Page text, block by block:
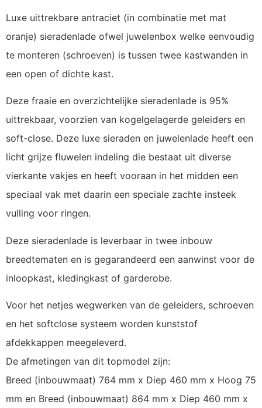
Luxe uittrekbare antraciet (in combinatie met mat
oranje) sieradenlade ofwel juwelenbox welke eenvoudig
te monteren (schroeven) is tussen twee kastwanden in
een open of dichte kast.
Deze fraaie en overzichtelijke sieradenlade is 95%
uittrekbaar, voorzien van kogelgelagerde geleiders en
soft-close. Deze luxe sieraden en juwelenlade heeft een
licht grijze fluwelen indeling die bestaat uit diverse
vierkante vakjes en heeft vooraan in het midden een
speciaal vak met daarin een speciale zachte insteek
vulling voor ringen.
Deze sieradenlade is leverbaar in twee inbouw
breedtematen en is gegarandeerd een aanwinst voor de
inloopkast, kledingkast of garderobe.
Voor het netjes wegwerken van de geleiders, schroeven
en het softclose systeem worden kunststof
afdekkappen meegeleverd.
De afmetingen van dit topmodel zijn:
Breed (inbouwmaat) 764 mm x Diep 460 mm x Hoog 75
mm en Breed (inbouwmaat) 864 mm x Diep 460 mm x